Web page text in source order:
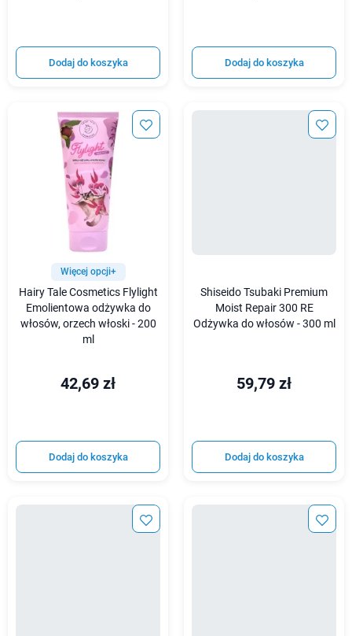
Dodaj do koszyka Dodaj do koszyka
Więcej opcji+
Hairy Tale Cosmetics Flylight
Emolientowa odżywka do
włosów, orzech włoski - 200
ml
42,69 zł
Dodaj do koszyka
Shiseido Tsubaki Premium
Moist Repair 300 RE
Odżywka do włosów - 300 ml
59,79 zł
Dodaj do koszyka